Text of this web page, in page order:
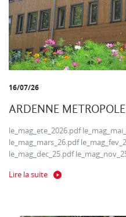
16/07/26
ARDENNE
le_mag_ete_2026.pdf
le_mag_mars_26.pdf
le_mag_dec_25.pdf
Lire la suite